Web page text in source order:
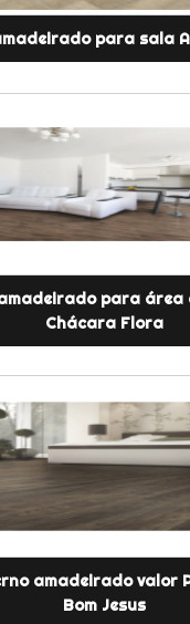
para sala
para área
Chácara Flora
amadeirado valor
Bom Jesus